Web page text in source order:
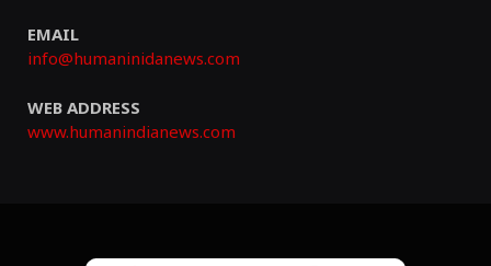
EMAIL
info@humaninidanews.com
WEB ADDRESS
www.humanindianews.com